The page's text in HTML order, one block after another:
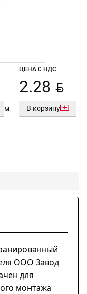
м.
ЦЕНА С НДС
2.28 BYN
В корзину
ООО Завод
для
монтажа